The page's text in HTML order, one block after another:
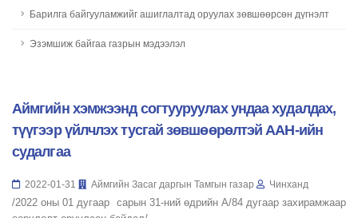
Барилга байгууламжийг ашиглалтад оруулах зөвшөөрсөн дүгнэлт
Эзэмшиж байгаа газрын мэдээлэл
Аймгийн хэмжээнд согтууруулах ундаа худалдах,
түүгээр үйлчлэх тусгай зөвшөөрөлтэй ААН-ийн
судалгаа
2022-01-31 Аймгийн Засаг даргын Тамгын газар Чинханд
/2022 оны 01 дугаар сарын 31-ний өдрийн А/84 дугаар захирамжаар